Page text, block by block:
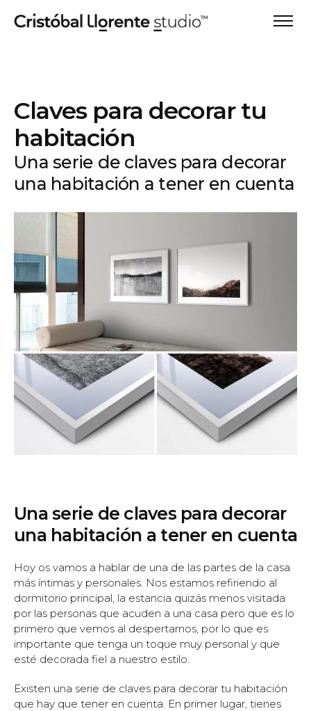
Claves para decorar tu
habitación
Una serie de claves para decorar
una habitación a tener en cuenta
Una serie de claves para decorar
una habitación a tener en cuenta
Hoy os vamos a hablar de una de las partes de la casa
más íntimas y personales. Nos estamos refiriendo al
dormitorio principal, la estancia quizás menos visitada
por las personas que acuden a una casa pero que es lo
primero que vemos al despertarnos, por lo que es
importante que tenga un toque muy personal y que
esté decorada fiel a nuestro estilo.
Existen una serie de claves para decorar tu habitación
que hay que tener en cuenta. En primer lugar, tienes